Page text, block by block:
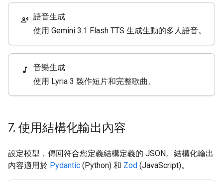
record_voice_over 語音生成
使用 Gemini 3.1 Flash TTS 生成生動的多人語音。
music_note
音樂生成
使用 Lyria 3 製作短片和完整歌曲。
7. 使用結構化輸出內容
設定模型，傳回符合您定義結構定義的 JSON。結構化輸出
內容適用於 Pydantic (Python) 和 Zod (JavaScript)。